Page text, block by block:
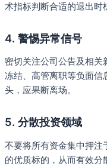
术指标判断合适的退出时
4. 警惕异常信号
密切关注公司公告及相关
冻结、高管离职等负面信
头，应果断离场。
5. 分散投资领域
不要将所有资金集中押注
的优质标的，从而有效分